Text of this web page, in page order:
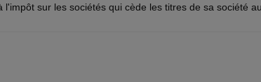
sur les sociétés qui cède les titres de sa société